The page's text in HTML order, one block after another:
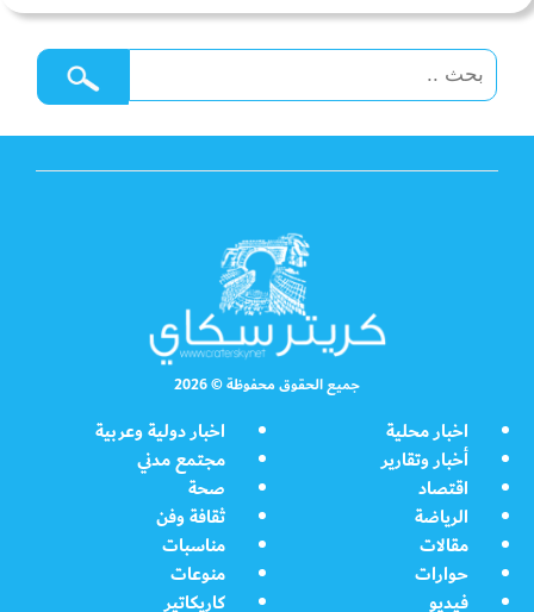
جميع الحقوق محفوظة © 2026
اخبار محلية
اخبار دولية وعربية
أخبار وتقارير
مجتمع مدني
اقتصاد
صحة
الرياضة
ثقافة وفن
مقالات
مناسبات
حوارات
منوعات
فيديو
كاريكاتير